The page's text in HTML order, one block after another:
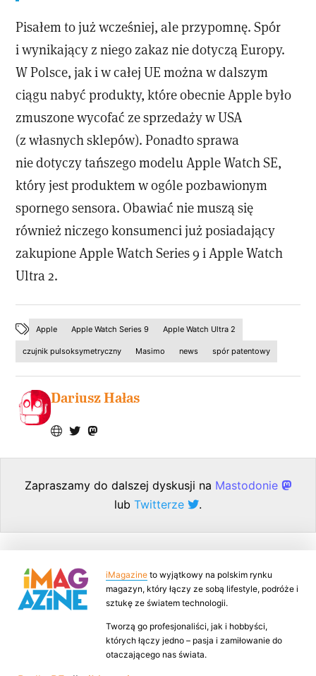
Pisałem to już wcześniej, ale przypomnę. Spór
i wynikający z niego zakaz nie dotyczą Europy.
W Polsce, jak i w całej UE można w dalszym
ciągu nabyć produkty, które obecnie Apple było
zmuszone wycofać ze sprzedaży w USA
(z własnych sklepów). Ponadto sprawa
nie dotyczy tańszego modelu Apple Watch SE,
który jest produktem w ogóle pozbawionym
spornego sensora. Obawiać nie muszą się
również niczego konsumenci już posiadający
zakupione Apple Watch Series 9 i Apple Watch
Ultra 2.
Apple Apple Watch Series 9 Apple Watch Ultra 2
czujnik pulsoksymetryczny Masimo news spór patentowy
Dariusz Hałas
Zapraszamy do dalszej dyskusji na Mastodonie
lub Twitterze .
iMagazine to wyjątkowy na polskim rynku
magazyn, który łączy ze sobą lifestyle, podróże i
sztukę ze światem technologii.
Tworzą go profesjonaliści, jak i hobbyści,
których łączy jedno – pasja i zamiłowanie do
otaczającego nas świata.